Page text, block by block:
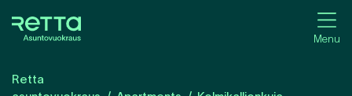
Menu
Retta